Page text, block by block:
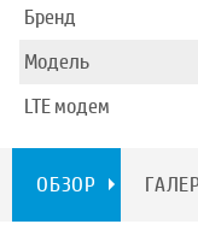
Бренд
Модель
LTE модем
ОБЗОР